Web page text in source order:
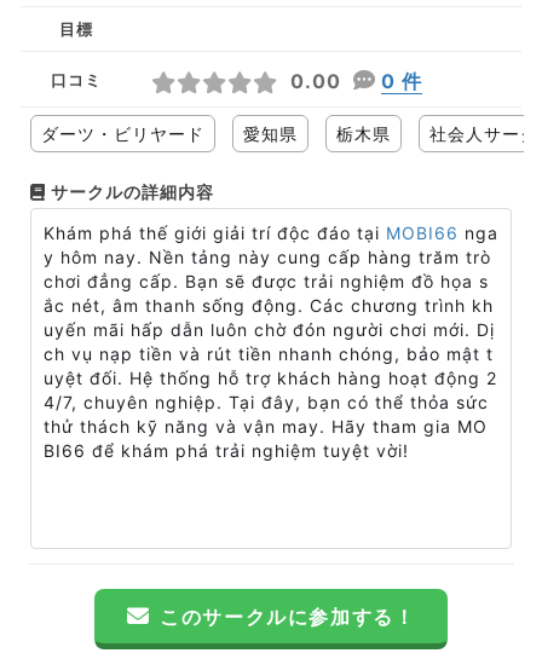
目標
口コミ 0.00 0 件
ダーツ・ビリヤード 愛知県 栃木県 社会人サーク
サークルの詳細内容
Khám phá thế giới giải trí độc đáo tại MOBI66 nga
y hôm nay. Nền tảng này cung cấp hàng trăm trò
chơi đẳng cấp. Bạn sẽ được trải nghiệm đồ họa s
ắc nét, âm thanh sống động. Các chương trình kh
uyến mãi hấp dẫn luôn chờ đón người chơi mới. Dị
ch vụ nạp tiền và rút tiền nhanh chóng, bảo mật t
uyệt đối. Hệ thống hỗ trợ khách hàng hoạt động 2
4/7, chuyên nghiệp. Tại đây, bạn có thể thỏa sức
thử thách kỹ năng và vận may. Hãy tham gia MO
BI66 để khám phá trải nghiệm tuyệt vời!
このサークルに参加する！